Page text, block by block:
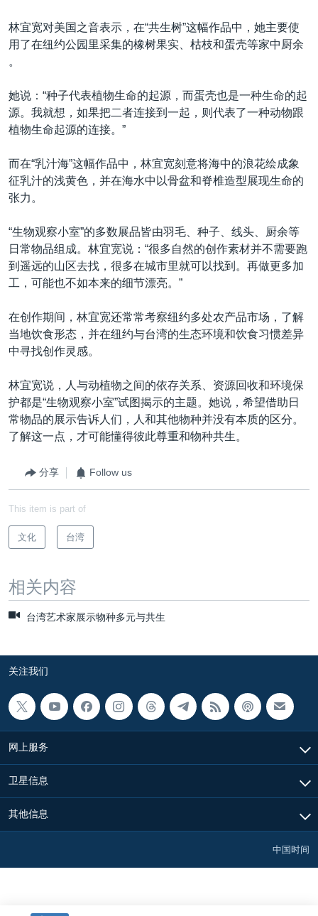
林宜宽对美国之音表示，在“共生树”这幅作品中，她主要使
用了在纽约公园里采集的橡树果实、枯枝和蛋壳等家中厨余
。
她说：“种子代表植物生命的起源，而蛋壳也是一种生命的起
源。我就想，如果把二者连接到一起，则代表了一种动物跟
植物生命起源的连接。”
而在“乳汁海”这幅作品中，林宜宽刻意将海中的浪花绘成象
征乳汁的浅黄色，并在海水中以骨盆和脊椎造型展现生命的
张力。
“生物观察小室”的多数展品皆由羽毛、种子、线头、厨余等
日常物品组成。林宜宽说：“很多自然的创作素材并不需要跑
到遥远的山区去找，很多在城市里就可以找到。再做更多加
工，可能也不如本来的细节漂亮。”
在创作期间，林宜宽还常常考察纽约多处农产品市场，了解
当地饮食形态，并在纽约与台湾的生态环境和饮食习惯差异
中寻找创作灵感。
林宜宽说，人与动植物之间的依存关系、资源回收和环境保
护都是“生物观察小室”试图揭示的主题。她说，希望借助日
常物品的展示告诉人们，人和其他物种并没有本质的区分。
了解这一点，才可能懂得彼此尊重和物种共生。
分享 Follow us
This item is part of
文化 台湾
相关内容
台湾艺术家展示物种多元与共生
关注我们
网上服务
卫星信息
其他信息
中国时间